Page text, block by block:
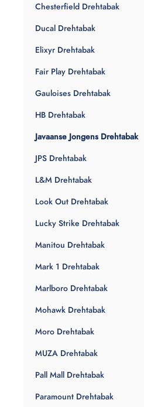
Chesterfield Drehtabak
Ducal Drehtabak
Elixyr Drehtabak
Fair Play Drehtabak
Gauloises Drehtabak
HB Drehtabak
Javaanse Jongens Drehtabak
JPS Drehtabak
L&M Drehtabak
Look Out Drehtabak
Lucky Strike Drehtabak
Manitou Drehtabak
Mark 1 Drehtabak
Marlboro Drehtabak
Mohawk Drehtabak
Moro Drehtabak
MUZA Drehtabak
Pall Mall Drehtabak
Paramount Drehtabak